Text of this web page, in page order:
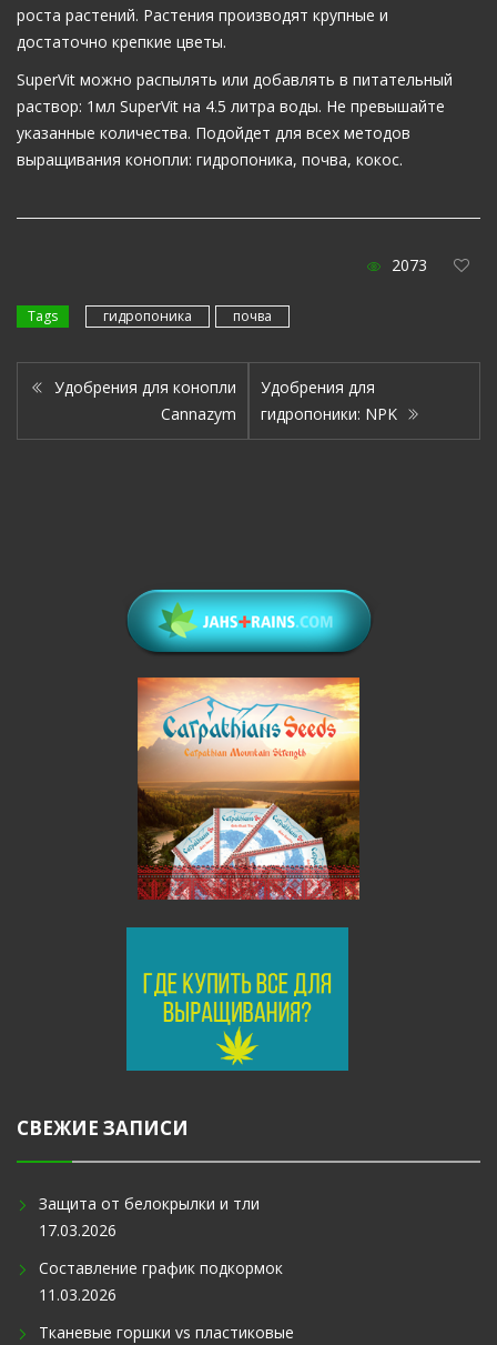
роста растений. Растения производят крупные и
достаточно крепкие цветы.
SuperVit можно распылять или добавлять в питательный
раствор: 1мл SuperVit на 4.5 литра воды. Не превышайте
указанные количества. Подойдет для всех методов
выращивания конопли: гидропоника, почва, кокос.
2073
Tags гидропоника почва
Удобрения для конопли
Cannazym
Удобрения для
гидропоники: NPK
СВЕЖИЕ ЗАПИСИ
Защита от белокрылки и тли
17.03.2026
Составление график подкормок
11.03.2026
Тканевые горшки vs пластиковые